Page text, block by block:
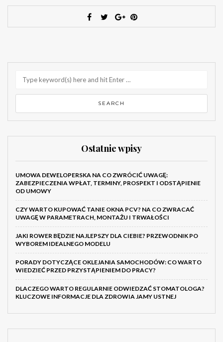
Ostatnie wpisy
UMOWA DEWELOPERSKA NA CO ZWRÓCIĆ UWAGĘ:
ZABEZPIECZENIA WPŁAT, TERMINY, PROSPEKT I ODSTĄPIENIE
OD UMOWY
CZY WARTO KUPOWAĆ TANIE OKNA PCV? NA CO ZWRACAĆ
UWAGĘ W PARAMETRACH, MONTAŻU I TRWAŁOŚCI
JAKI ROWER BĘDZIE NAJLEPSZY DLA CIEBIE? PRZEWODNIK PO
WYBOREM IDEALNEGO MODELU
PORADY DOTYCZĄCE OKLEJANIA SAMOCHODÓW: CO WARTO
WIEDZIEĆ PRZED PRZYSTĄPIENIEM DO PRACY?
DLACZEGO WARTO REGULARNIE ODWIEDZAĆ STOMATOLOGA?
KLUCZOWE INFORMACJE DLA ZDROWIA JAMY USTNEJ